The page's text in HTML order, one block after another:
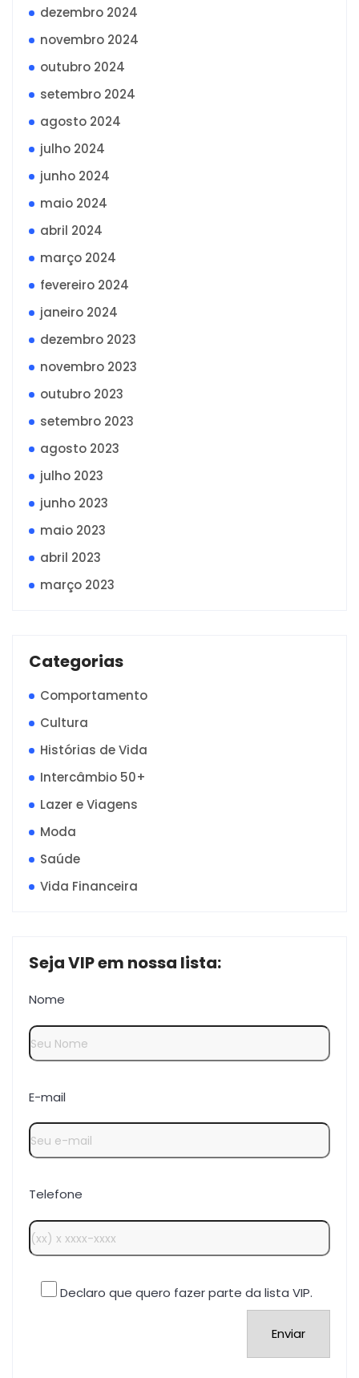
dezembro 2024
novembro 2024
outubro 2024
setembro 2024
agosto 2024
julho 2024
junho 2024
maio 2024
abril 2024
março 2024
fevereiro 2024
janeiro 2024
dezembro 2023
novembro 2023
outubro 2023
setembro 2023
agosto 2023
julho 2023
junho 2023
maio 2023
abril 2023
março 2023
Categorias
Comportamento
Cultura
Histórias de Vida
Intercâmbio 50+
Lazer e Viagens
Moda
Saúde
Vida Financeira
Seja VIP em nossa lista:
Nome
E-mail
Telefone
Declaro que quero fazer parte da lista VIP.